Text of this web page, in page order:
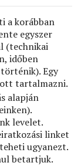
a korábban
egyszer
(technikai
időben
Egy
tartalmazni.
alapján
levelet.
linket
ugyanezt.
betartjuk.